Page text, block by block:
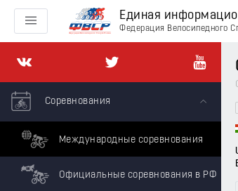
Единая
Федерация Велосипедного
Соревнования
Международные соревнования
Официальные соревнования в РФ